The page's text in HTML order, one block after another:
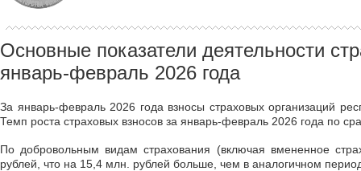
Основные показатели деятельности
январь-февраль 2026 года
За январь-февраль 2026 года взносы страховых организаций
Темп роста страховых взносов за январь-февраль 2026 года по
По добровольным видам страхования (включая вмененное
рублей, что на 15,4 млн. рублей больше, чем в аналогичном